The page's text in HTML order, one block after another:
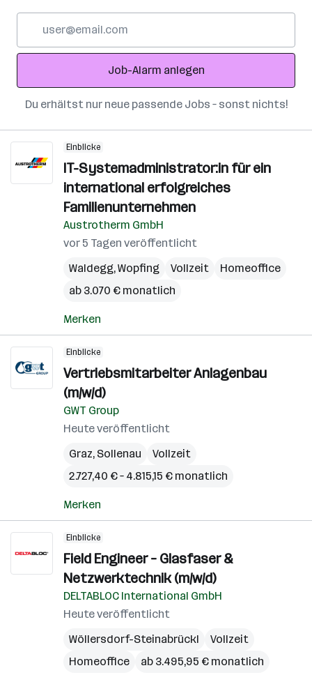
Adresse
Job-Alarm anlegen
Du erhältst nur neue passende Jobs – sonst nichts!
Einblicke
IT-Systemadministrator:in für ein
international erfolgreiches
Familienunternehmen
Austrotherm GmbH
vor 5 Tagen veröffentlicht
Waldegg,Wopfing Vollzeit
Homeoffice
ab 3.070 € monatlich
Merken
Einblicke
Vertriebsmitarbeiter Anlagenbau
(m/w/d)
GWT Group
Heute veröffentlicht
Graz, Sollenau
Vollzeit
2.727,40 € – 4.815,15 € monatlich
Merken
Einblicke
Field Engineer – Glasfaser &
Netzwerktechnik (m/w/d)
DELTABLOC International GmbH
Heute veröffentlicht
Wöllersdorf-Steinabrückl
Vollzeit
Homeoffice
ab 3.495,95 € monatlich